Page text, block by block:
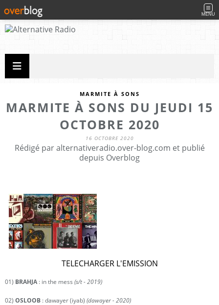
MENU
MARMITE À SONS
MARMITE À SONS DU JEUDI 15
OCTOBRE 2020
16 OCTOBRE 2020
Rédigé par alternativeradio.over-blog.com et publié
depuis Overblog
TELECHARGER L'EMISSION
01) BRAHJA : in the mess (s/t - 2019)
02) OSLOOB : dawayer (iyab) (dawayer - 2020)